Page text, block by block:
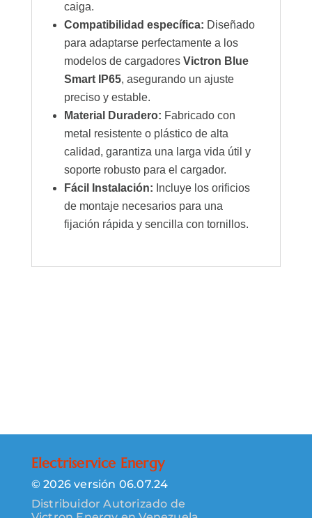
caiga.
Compatibilidad específica: Diseñado
para adaptarse perfectamente a los
modelos de cargadores Victron Blue
Smart IP65, asegurando un ajuste
preciso y estable.
Material Duradero: Fabricado con
metal resistente o plástico de alta
calidad, garantiza una larga vida útil y
soporte robusto para el cargador.
Fácil Instalación: Incluye los orificios
de montaje necesarios para una
fijación rápida y sencilla con tornillos.
Electriservice Energy
© 2026 versión 06.07.24
Distribuidor Autorizado de